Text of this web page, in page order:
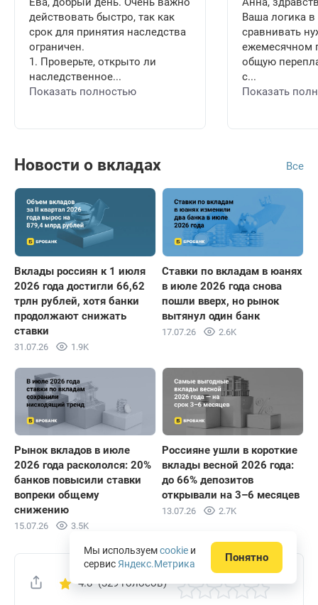
действовать быстро, так как
срок для принятия наследства
ограничен.
1. Проверьте, открыто ли
наследственное...
Показать полностью
Ваша логика
сравнивать
ежемесячном
общую
с...
Показать
Новости о вкладах Все
Вклады россиян к 1 июля
2026 года достигли 66,62
трлн рублей, хотя банки
продолжают снижать
ставки
31.07.26 1.9K
Ставки по вкладам в юанях
в июле 2026 года снова
пошли вверх, но рынок
вытянул один банк
17.07.26 2.6K
Рынок вкладов в июле
2026 года раскололся: 20%
банков повысили ставки
вопреки общему
снижению
15.07.26 3.5K
Россияне ушли в короткие
вклады весной 2026 года:
до 66% депозитов
открывали на 3–6 месяцев
13.07.26 2.7K
Поделиться
4.8(329 голосов)
Ваша оценка странице:
Мы используемcookie и
сервис Яндекс.Метрика Понятно